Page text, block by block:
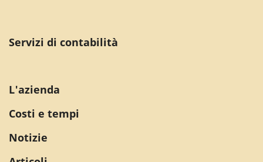
Servizi di contabilità
L'azienda
Costi e tempi
Notizie